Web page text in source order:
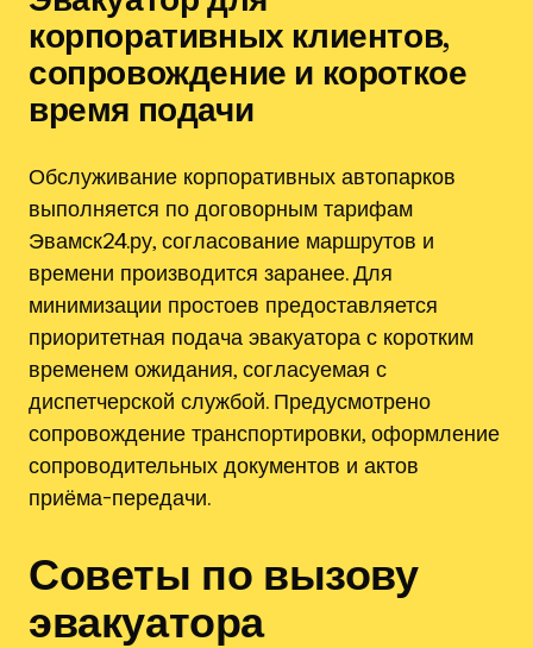
корпоративных клиентов,
сопровождение и короткое
время подачи
Обслуживание корпоративных автопарков
выполняется по договорным тарифам
Эвамск24.ру, согласование маршрутов и
времени производится заранее. Для
минимизации простоев предоставляется
приоритетная подача эвакуатора с коротким
временем ожидания, согласуемая с
диспетчерской службой. Предусмотрено
сопровождение транспортировки, оформление
сопроводительных документов и актов
приёма-передачи.
Советы по вызову
эвакуатора